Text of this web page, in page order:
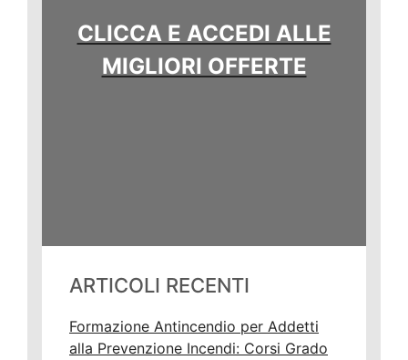
CLICCA E ACCEDI ALLE
MIGLIORI OFFERTE
ARTICOLI RECENTI
Formazione Antincendio per Addetti
alla Prevenzione Incendi: Corsi Grado